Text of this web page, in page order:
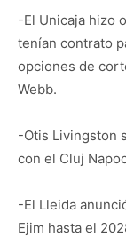
-El Unicaja hizo
tenían contrato
opciones de
Webb.
-Otis Livingston
con el Cluj
-El Lleida
Ejim hasta el